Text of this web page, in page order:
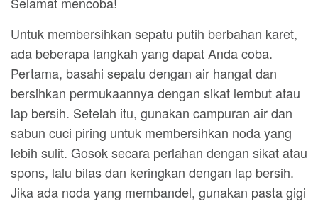
Untuk membersihkan sepatu putih berbahan karet,
ada beberapa langkah yang dapat Anda coba.
Pertama, basahi sepatu dengan air hangat dan
bersihkan permukaannya dengan sikat lembut atau
lap bersih. Setelah itu, gunakan campuran air dan
sabun cuci piring untuk membersihkan noda yang
lebih sulit. Gosok secara perlahan dengan sikat atau
spons, lalu bilas dan keringkan dengan lap bersih.
Jika ada noda yang membandel, gunakan pasta gigi